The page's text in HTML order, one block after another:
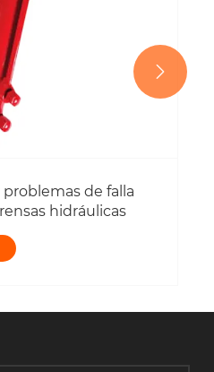
